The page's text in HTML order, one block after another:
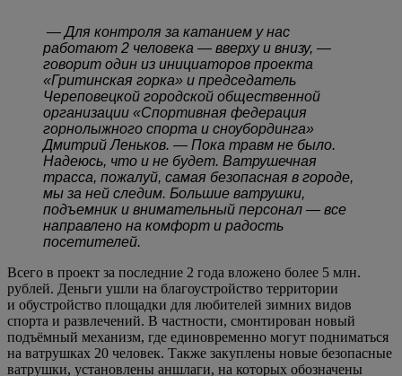
— Для контроля за катанием у нас
работают 2 человека — вверху и внизу, —
говорит один из инициаторов проекта
«Гритинская горка» и председатель
Череповецкой городской общественной
организации «Спортивная федерация
горнолыжного спорта и сноубординга»
Дмитрий Леньков. — Пока травм не было.
Надеюсь, что и не будет. Ватрушечная
трасса, пожалуй, самая безопасная в городе,
мы за ней следим. Большие ватрушки,
подъемник и внимательный персонал — все
направлено на комфорт и радость
посетителей.
Всего в проект за последние 2 года вложено более 5 млн.
рублей. Деньги ушли на благоустройство территории
и обустройство площадки для любителей зимних видов
спорта и развлечений. В частности, смонтирован новый
подъёмный механизм, где единовременно могут подниматься
на ватрушках 20 человек. Также закуплены новые безопасные
ватрушки, установлены аншлаги, на которых обозначены